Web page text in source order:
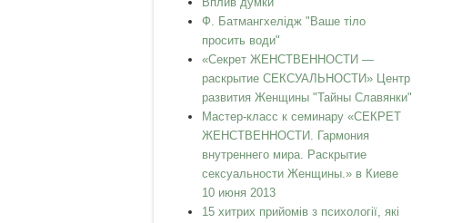
Ф. Батмангхелідж "Ваше тіло
просить води"
«Секрет ЖЕНСТВЕННОСТИ —
раскрытие СЕКСУАЛЬНОСТИ» Центр
развития Женщины "Тайны Славянки"
Мастер-класс к семинару «СЕКРЕТ
ЖЕНСТВЕННОСТИ. Гармония
внутреннего мира. Раскрытие
сексуальности Женщины.» в Киеве
10 июня 2013
15 хитрих прийомів з психології, які